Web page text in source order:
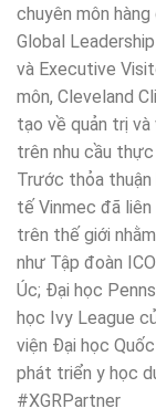
chuyên môn
Global
và Executive
môn, Cleveland
tạo về quản trị
trên nhu cầu
Trước thỏa thuận
tế Vinmec đã
trên thế giới
như Tập đoàn
Úc; Đại học
học Ivy League
viện Đại học
phát triển y học
#XGRPartner